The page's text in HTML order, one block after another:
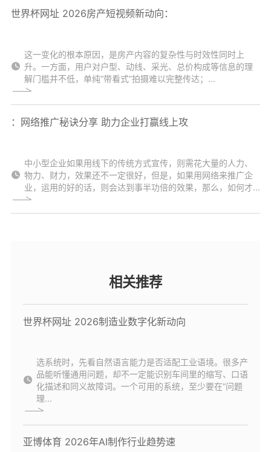
世界杯网址 2026房产短视频新动向：
这一变化的根本原因，是房产内容的复杂性与时效性同时上
升。一方面，用户对户型、动线、采光、总价构成等信息的理
解门槛并不低，单纯“带看式”拍摄难以完整传达；...
：网络推广秘诀分享 助力企业打赢线上攻
中小型企业如果用线下的传统方式宣传，则需花大量的人力、
物力、财力，效果还不一定很好，但是，如果用网络来推广企
业，运用的好的话，则会达到事半功倍的效果，那么，如何才...
相关推荐
世界杯网址 2026制造业数字化新动向
选系统时，先看自然语言能力是否适配工业语境。很多产
品能听懂通用问题，却不一定能识别车间里的缩写、口语
化描述和同义故障词。一个可用的系统，至少要在“问题
理...
亚博体育 2026年AI制作行业趋势速